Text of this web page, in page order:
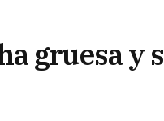
gruesa y